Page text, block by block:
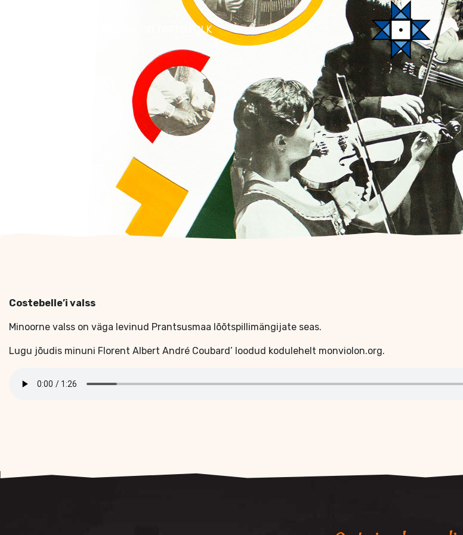
XI TARTU FOLK
Costebelle’i valss
Minoorne valss on väga levinud Prantsusmaa lõõtspillimängijate seas.
Lugu jõudis minuni Florent Albert André Coubard’ loodud kodulehelt monviolon.org.